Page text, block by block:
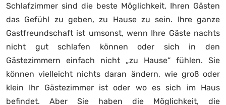
Schlafzimmer sind die beste Möglichkeit, Ihren Gästen
das Gefühl zu geben, zu Hause zu sein. Ihre ganze
Gastfreundschaft ist umsonst, wenn Ihre Gäste nachts
nicht gut schlafen können oder sich in den
Gästezimmern einfach nicht „zu Hause“ fühlen. Sie
können vielleicht nichts daran ändern, wie groß oder
klein Ihr Gästezimmer ist oder wo es sich im Haus
befindet. Aber Sie haben die Möglichkeit, die